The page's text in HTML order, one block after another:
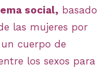
social, basado
las mujeres por
cuerpo de
los sexos para